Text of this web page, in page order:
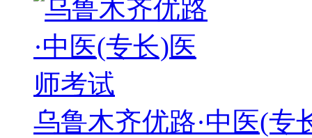
乌鲁木齐优路·中医(专